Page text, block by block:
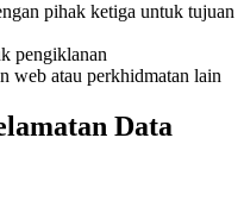
pihak ketiga untuk tujuan
pengiklanan
web atau perkhidmatan lain
Data